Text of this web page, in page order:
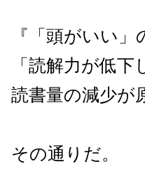
『「頭がいい
「読解力が低
読書量の減少が
その通りだ。